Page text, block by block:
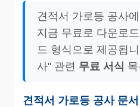
견적서 가로등 공사
지금 무료로 다운로
드 형식으로 제공됩
사" 관련 무료 서식
견적서 가로등 공사 문